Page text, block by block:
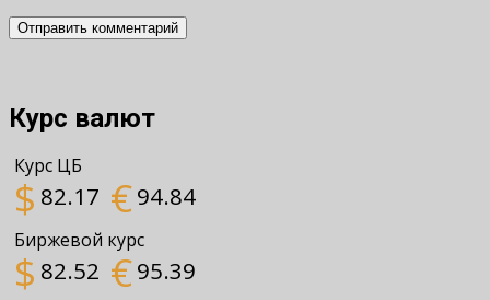
Курс валют
Курс ЦБ
$ 82.17 €94.84
Биржевой курс
$ 82.52 €95.39